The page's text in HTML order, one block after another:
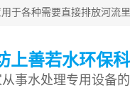
上善若水环保
事水处理专用设备的